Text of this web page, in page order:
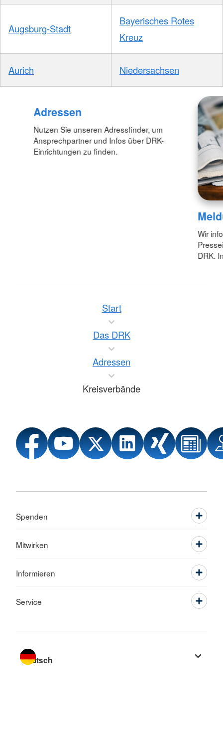
Augsburg-Stadt
Bayerisches Rotes
Kreuz
Aurich Niedersachsen
Adressen
Nutzen Sie unseren Adressfinder, um
Ansprechpartner und Infos über DRK-
Einrichtungen zu finden.
Wir
DRK.
Start
Das DRK
Adressen
Kreisverbände
Spenden
Mitwirken
Informieren
Service
Sprache wechseln zu